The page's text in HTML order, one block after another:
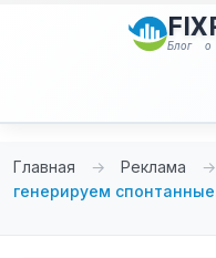
Блог о
Главная → Реклама →
генерируем